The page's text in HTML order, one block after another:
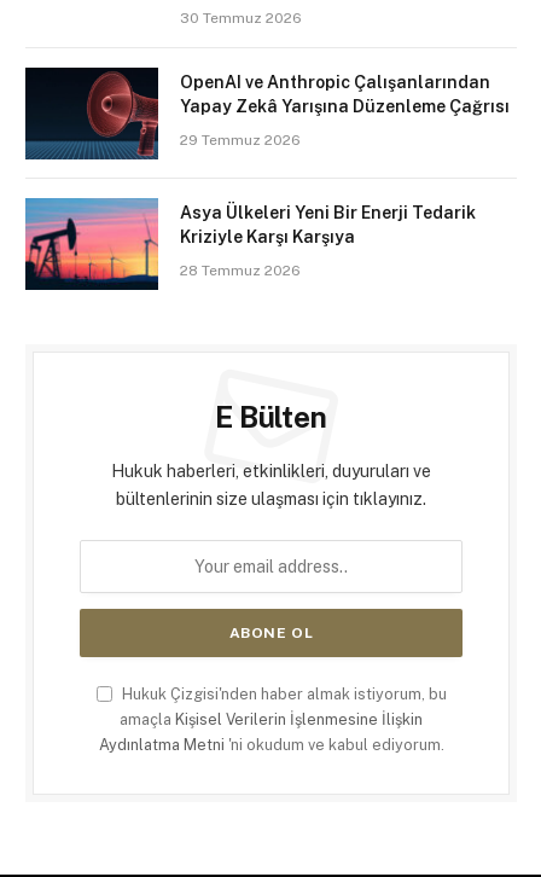
30 Temmuz 2026
OpenAI ve Anthropic Çalışanlarından
Yapay Zekâ Yarışına Düzenleme Çağrısı
29 Temmuz 2026
Asya Ülkeleri Yeni Bir Enerji Tedarik
Kriziyle Karşı Karşıya
28 Temmuz 2026
E Bülten
Hukuk haberleri, etkinlikleri, duyuruları ve
bültenlerinin size ulaşması için tıklayınız.
Hukuk Çizgisi'nden haber almak istiyorum, bu
amaçla Kişisel Verilerin İşlenmesine İlişkin
Aydınlatma Metni 'ni okudum ve kabul ediyorum.